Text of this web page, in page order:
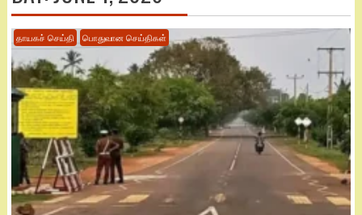
தாயகச் செய்தி பொதுவான செய்திகள்